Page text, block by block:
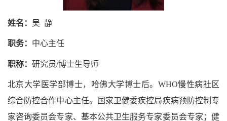
姓名： 吴 静
职务： 中心主任
职称： 研究员/博士生导师
北京大学医学部博士，哈佛大学博士后。 WHO慢性病社区
综合防控合作中心主任。国家卫健委疾控局疾病预防控制专
家咨询委员会专家、基本公共卫生服务专家委员会专家；健